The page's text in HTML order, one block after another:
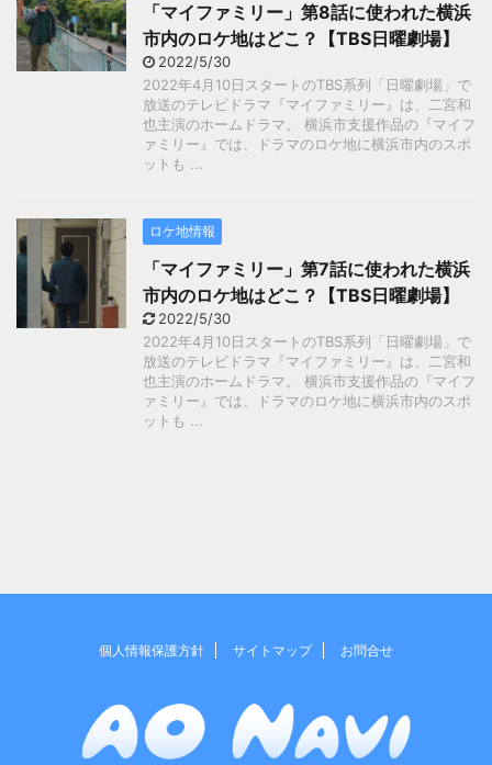
「マイファミリー」第8話に使われた横浜
市内のロケ地はどこ？【TBS日曜劇場】
2022/5/30
2022年4月10日スタートのTBS系列「日曜劇場」で
放送のテレビドラマ『マイファミリー』は、二宮和
也主演のホームドラマ。 横浜市支援作品の『マイフ
ァミリー』では、ドラマのロケ地に横浜市内のスポ
ットも ...
ロケ地情報
「マイファミリー」第7話に使われた横浜
市内のロケ地はどこ？【TBS日曜劇場】
2022/5/30
2022年4月10日スタートのTBS系列「日曜劇場」で
放送のテレビドラマ『マイファミリー』は、二宮和
也主演のホームドラマ。 横浜市支援作品の『マイフ
ァミリー』では、ドラマのロケ地に横浜市内のスポ
ットも ...
個人情報保護方針 サイトマップ お問合せ